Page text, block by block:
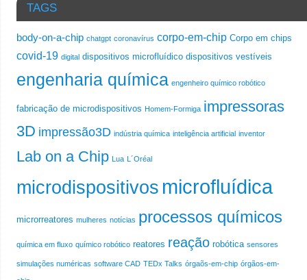
TAGS
body-on-a-chip chatgpt coronavírus corpo-em-chip Corpo em chips
covid-19 digital dispositivos microfluídico dispositivos vestíveis
engenharia química engenheiro químico robótico
fabricação de microdispositivos Homem-Formiga impressoras
3D impressão3D indústria química inteligência artificial inventor
Lab on a Chip Lua L´Oréal
microdispositivos microfluídica
microrreatores mulheres notícias processos químicos
química em fluxo químico robótico reatores reação robótica sensores
simulações numéricas software CAD TEDx Talks órgaõs-em-chip órgãos-em-